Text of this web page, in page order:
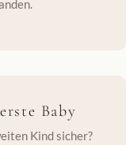
Baby
Kind sicher?